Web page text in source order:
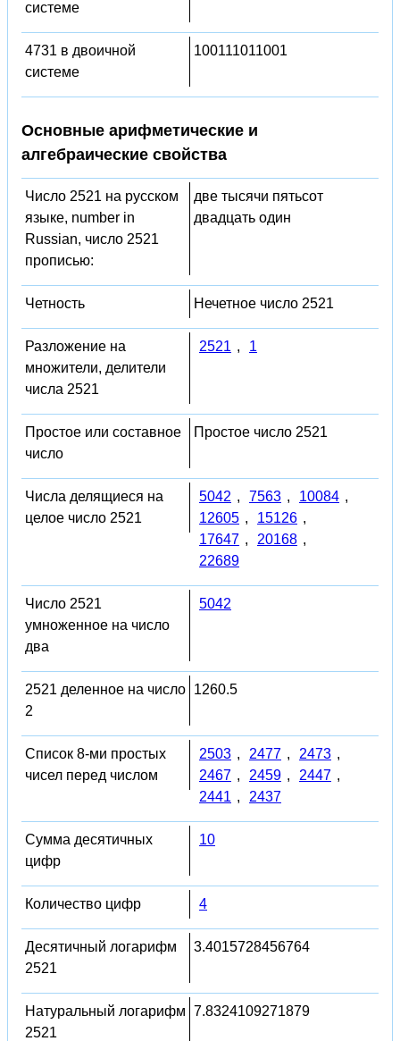
системе
4731 в двоичной
системе
100111011001
Основные арифметические и
алгебраические свойства
Число 2521 на русском
языке, number in
Russian, число 2521
прописью:
две тысячи пятьсот
двадцать один
Четность Нечетное число 2521
Разложение на
множители, делители
числа 2521
2521 , 1
Простое или составное
число
Простое число 2521
Числа делящиеся на
целое число 2521
5042 , 7563 , 10084 ,
12605 , 15126 ,
17647 , 20168 ,
22689
Число 2521
умноженное на число
два
5042
2521 деленное на число
2
1260.5
Список 8-ми простых
чисел перед числом
2503 , 2477 , 2473 ,
2467 , 2459 , 2447 ,
2441 , 2437
Сумма десятичных
цифр
10
Количество цифр 4
Десятичный логарифм
2521
3.4015728456764
Натуральный логарифм
2521
7.8324109271879